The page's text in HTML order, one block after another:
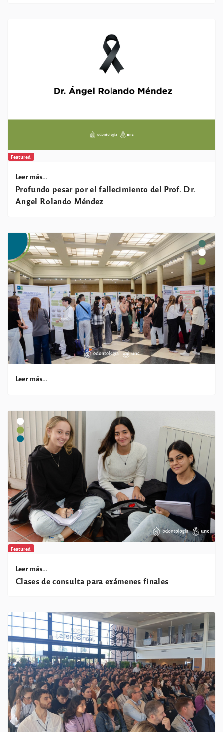
Featured
Profundo pesar por el fallecimiento del Prof. Dr.
Angel Rolando Méndez
Leer más…
Leer más…
Featured
Clases de consulta para exámenes finales
Leer más…